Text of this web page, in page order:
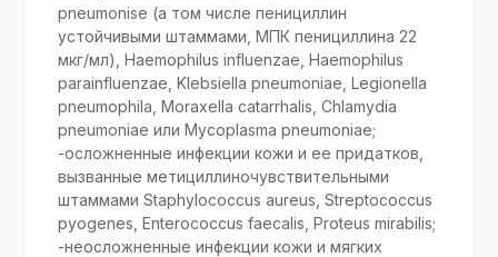
pneumonise (a том числе пенициллин
устойчивыми штаммами, МПК пенициллина 22
мкг/мл), Haemophilus influenzae, Haemophilus
parainfluenzae, Klebsiella pneumoniae, Legionella
pneumophila, Moraxella catarrhalis, Chlamydia
pneumoniae или Мусоplasma pneumoniae;
-осложненные инфекции кожи и ее придатков,
вызванные метициллиночувствительными
штаммами Staphylococcus aureus, Streptococcus
pyogenes, Enterococcus faecalis, Proteus mirabilis;
-неосложненные инфекции кожи и мягких